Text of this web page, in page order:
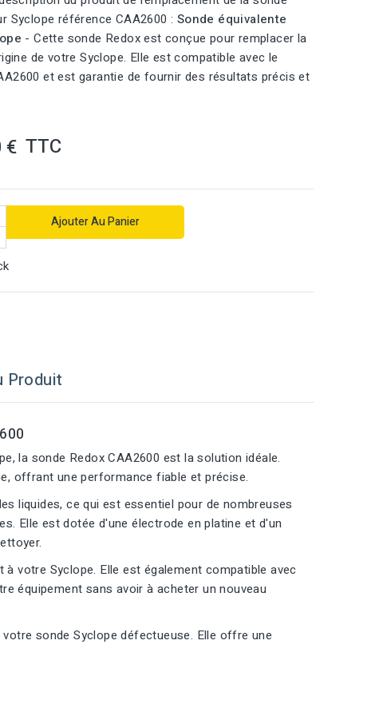
Syclope référence CAA2600 : Sonde équivalente
- Cette sonde Redox est conçue pour remplacer la
de votre Syclope. Elle est compatible avec le
et est garantie de fournir des résultats précis et
€ TTC
Ajouter Au Panier
Produit
la sonde Redox CAA2600 est la solution idéale.
offrant une performance fiable et précise.
liquides, ce qui est essentiel pour de nombreuses
Elle est dotée d'une électrode en platine et d'un
votre Syclope. Elle est également compatible avec
équipement sans avoir à acheter un nouveau
sonde Syclope défectueuse. Elle offre une